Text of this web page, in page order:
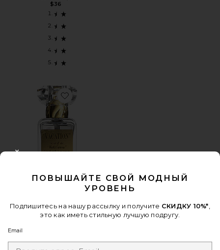
$36
Favorite ПАРФУМ VACATION
ПОВЫШАЙТЕ СВОЙ МОДНЫЙ
УРОВЕНЬ
Подпишитесь на нашу рассылку и получите СКИДКУ 10%*
это как иметь стильную лучшую подругу.
Email